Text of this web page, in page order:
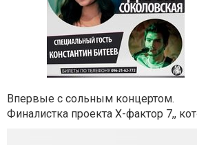
Впервые с сольным концертом.
Финалистка проекта Х-фактор 7,,